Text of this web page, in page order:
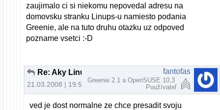
zaujimalo ci si niekomu nepovedal adresu na
domovsku stranku Linups-u namiesto podania
Greenie, ale na tuto druhu otazku uz odpoved
pozname vsetci :-D
Re: Aky Linux OS???
21.03.2008 | 19:59
fantofas
Greenie 2.1 a OpenSUSE 10,3
Používateľ
ved je dost normalne ze chce presadit svoju